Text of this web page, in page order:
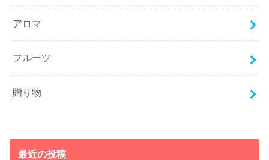
アロマ
フルーツ
贈り物
最近の投稿